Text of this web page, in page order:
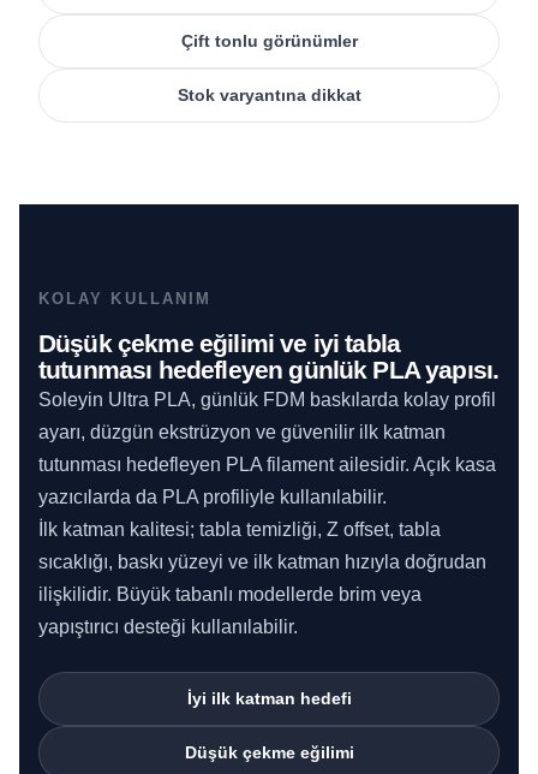
Çift tonlu görünümler
Stok varyantına dikkat
KOLAY KULLANIM
Düşük çekme eğilimi ve iyi tabla
tutunması hedefleyen günlük PLA yapısı.
Soleyin Ultra PLA, günlük FDM baskılarda kolay profil
ayarı, düzgün ekstrüzyon ve güvenilir ilk katman
tutunması hedefleyen PLA filament ailesidir. Açık kasa
yazıcılarda da PLA profiliyle kullanılabilir.
İlk katman kalitesi; tabla temizliği, Z offset, tabla
sıcaklığı, baskı yüzeyi ve ilk katman hızıyla doğrudan
ilişkilidir. Büyük tabanlı modellerde brim veya
yapıştırıcı desteği kullanılabilir.
İyi ilk katman hedefi
Düşük çekme eğilimi